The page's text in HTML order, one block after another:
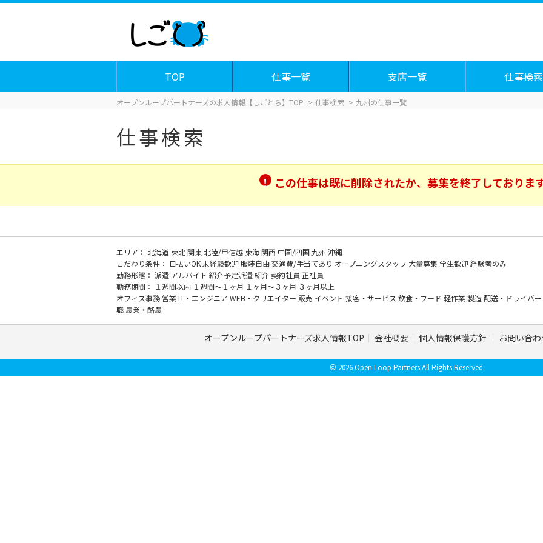
TOP 仕事一覧 支店一覧 仕事検索
オープンループパートナーズの求人情報【しごとら】TOP 仕事検索 九州の仕事一覧
仕事検索
この仕事は既に削除されたか、募集を終了しております
エリア： 北海道 東北関東北陸/甲信越 東海関西 中国/四国九州 沖縄
こだわり条件： 日払いOK未経験歓迎服装自由交通費/手当てあり オープニングスタッフ 大量募集 学生歓迎経験者のみ
勤務形態： 派遣 アルバイト 紹介予定派遣紹介 契約社員 正社員
勤務期間：
１週間以内 １週間～１ヶ月 １ヶ月～３ヶ月 ３ヶ月以上
オフィス事務 営業IT・エンジニア WEB・クリエイター 販売 イベント 接客・サービス 飲食・フード 軽作業製造配送・ドライバー
職 農業・酪農
オープンループパートナーズ求人情報TOP 会社概要 個人情報保護方針 お問い合わ
© 2026 Open Loop Partners All Rights Reserved.